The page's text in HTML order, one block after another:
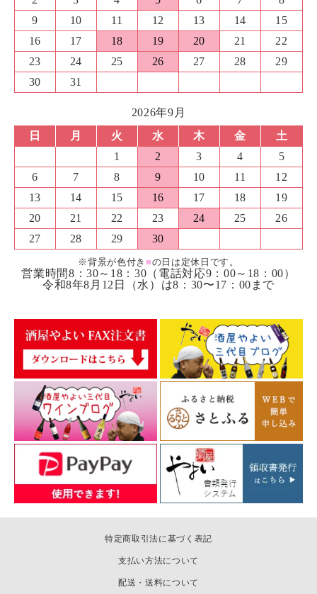
9
10 11 12 13 14
15
16
17 18 19 20 21
22
23
24 25 26 27 28
29
30
31
2026年9月
日
月 火 水 木 金
土
1
2 3 4
5
6
7 8 9 10 11
12
13
14 15 16 17 18
19
20
21 22 23 24 25
26
27
28 29 30
※背景が色付き ■の日は定休日です。
営業時間8：30～18：30（電話対応9：00～18：00）
令和8年8月12日（水）は8：30〜17：00まで
特定商取引法に基づく表記
支払い方法について
配送・送料について